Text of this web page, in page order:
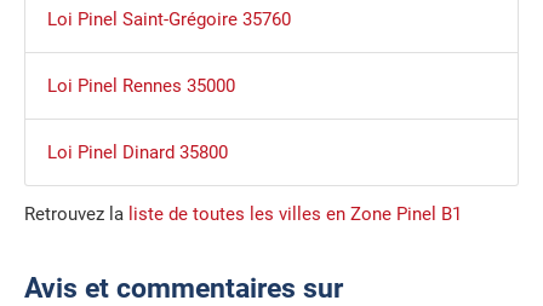
Loi Pinel Saint-Grégoire 35760
Loi Pinel Rennes 35000
Loi Pinel Dinard 35800
Retrouvez la liste de toutes les villes en Zone Pinel B1
Avis et commentaires sur